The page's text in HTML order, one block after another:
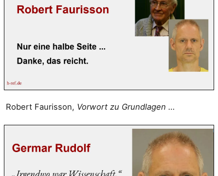
Robert Faurisson, Vorwort zu Grundlagen …